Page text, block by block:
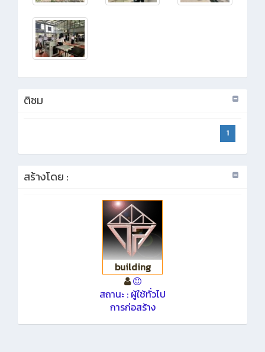
ติชม
1
สร้างโดย :
building
สถานะ : ผู้ใช้ทั่วไป
การก่อสร้าง